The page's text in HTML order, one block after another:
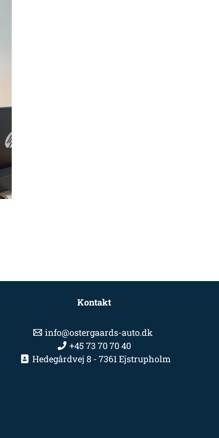
Kontakt
info@ostergaards-auto.dk
+45 73 70 70 40
Hedegårdvej 8 - 7361 Ejstrupholm